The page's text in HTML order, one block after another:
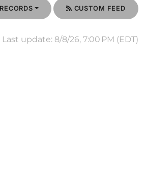
CUSTOM FEED
Last update: 8/8/26, 7:00 PM (EDT)